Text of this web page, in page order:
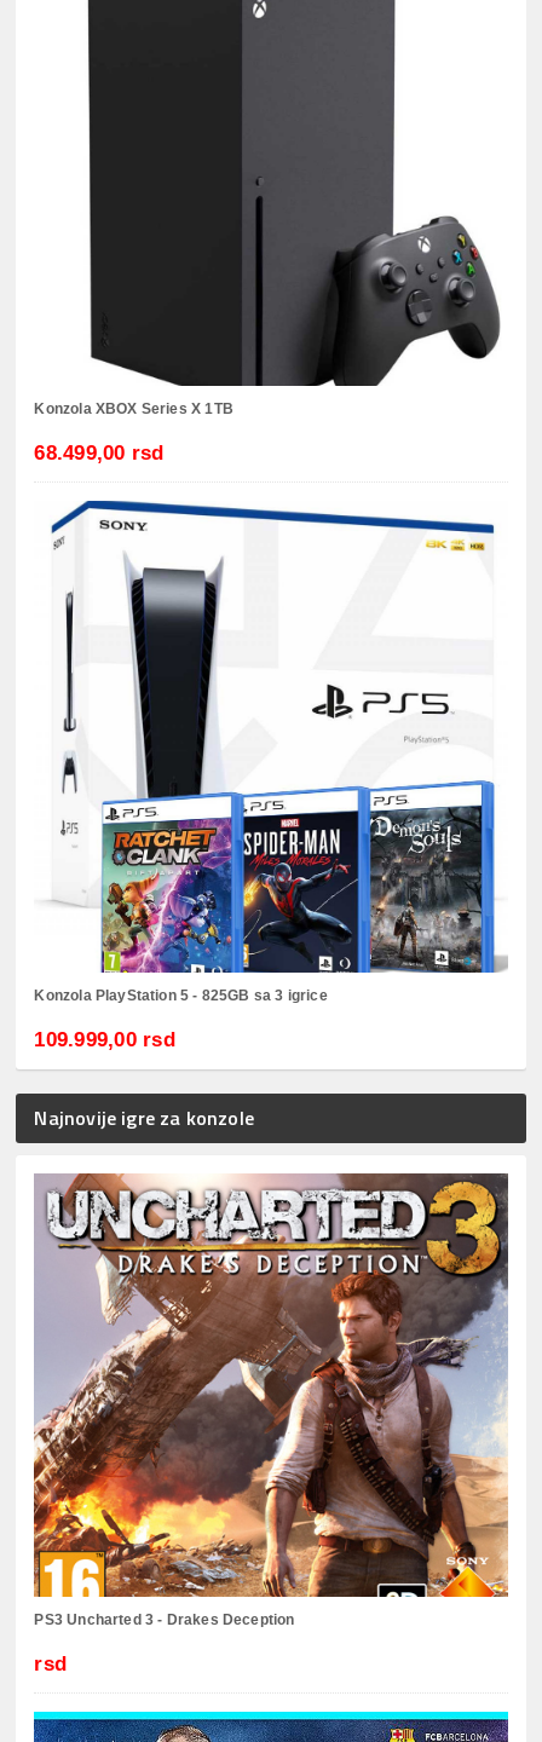
Konzola XBOX Series X 1TB
68.499,00 rsd
Konzola PlayStation 5 - 825GB sa 3 igrice
109.999,00 rsd
Najnovije igre za konzole
PS3 Uncharted 3 - Drakes Deception
rsd